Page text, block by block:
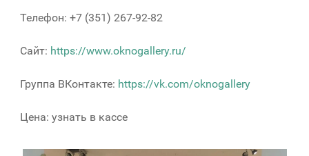
Телефон: +7 (351) 267-92-82
Сайт: https://www.oknogallery.ru/
Группа ВКонтакте: https://vk.com/oknogallery
Цена: узнать в кассе